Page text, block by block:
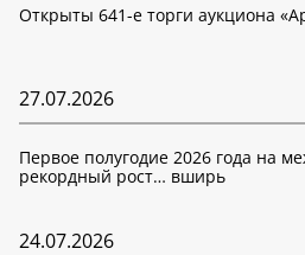
Открыты 641-е торги аукциона
27.07.2026
Первое полугодие 2026 года на
рекордный рост… вширь
24.07.2026